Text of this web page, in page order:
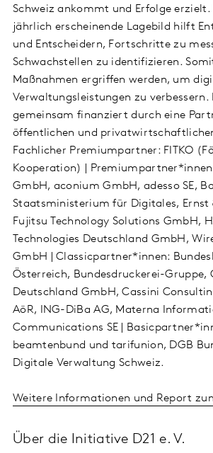
Schweiz ankommt und Erfolge erzielt.
jährlich erscheinende Lagebild hilft
und Entscheidern, Fortschritte zu
Schwachstellen zu identifizieren.
Maßnahmen ergriffen werden, um
Verwaltungsleistungen zu verbessern.
gemeinsam finanziert durch eine
öffentlichen und
Fachlicher Premiumpartner: FITKO
Kooperation) |
GmbH, aconium GmbH, adesso SE,
Staatsministerium für Digitales, Ernst
Fujitsu Technology Solutions GmbH,
Technologies Deutschland GmbH,
GmbH | Classicpartner*innen:
Österreich, Bundesdruckerei-Gruppe,
Deutschland GmbH, Cassini
AöR, ING-DiBa AG, Materna
Communications SE |
beamtenbund und tarifunion, DGB
Digitale Verwaltung Schweiz.
Weitere Informationen und Report
Über die Initiative D21 e. V.